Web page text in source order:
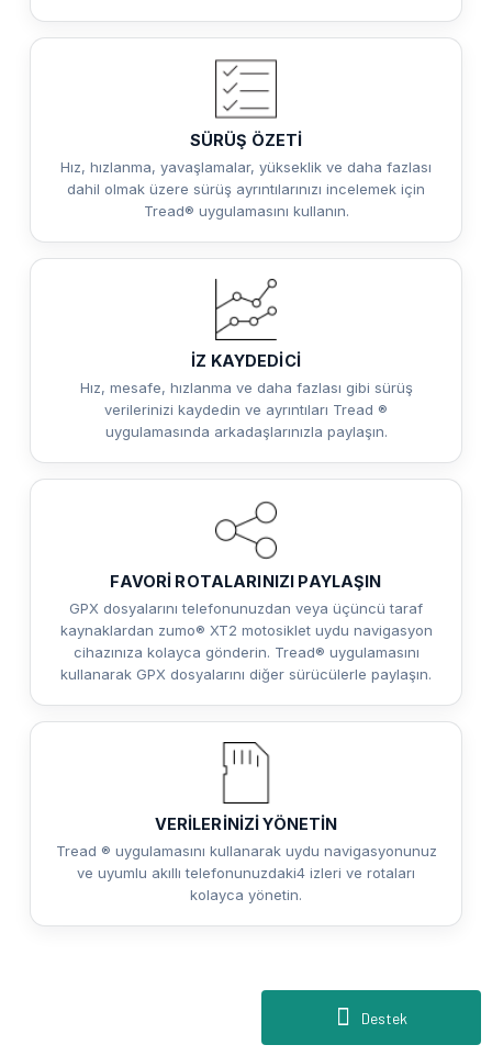
Destek
SÜRÜŞ ÖZETİ
Hız, hızlanma, yavaşlamalar, yükseklik ve daha fazlası
dahil olmak üzere sürüş ayrıntılarınızı incelemek için
Tread® uygulamasını kullanın.
İZ KAYDEDİCİ
Hız, mesafe, hızlanma ve daha fazlası gibi sürüş
verilerinizi kaydedin ve ayrıntıları Tread ®
uygulamasında arkadaşlarınızla paylaşın.
FAVORİ ROTALARINIZI PAYLAŞIN
GPX dosyalarını telefonunuzdan veya üçüncü taraf
kaynaklardan zumo® XT2 motosiklet uydu navigasyon
cihazınıza kolayca gönderin. Tread® uygulamasını
kullanarak GPX dosyalarını diğer sürücülerle paylaşın.
VERİLERİNİZİ YÖNETİN
Tread ® uygulamasını kullanarak uydu navigasyonunuz
ve uyumlu akıllı telefonunuzdaki4 izleri ve rotaları
kolayca yönetin.